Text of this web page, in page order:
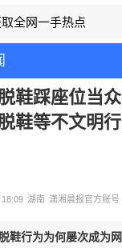
取全网一手热点
鞋踩座位当
鞋等不文明
湖南 潇湘晨报官方账号
鞋行为为何屡次成为网